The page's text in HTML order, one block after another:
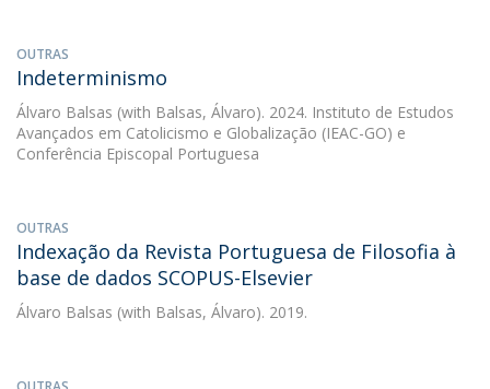
OUTRAS
Indeterminismo
Álvaro Balsas (with Balsas, Álvaro). 2024. Instituto de Estudos
Avançados em Catolicismo e Globalização (IEAC-GO) e
Conferência Episcopal Portuguesa
OUTRAS
Indexação da Revista Portuguesa de Filosofia à
base de dados SCOPUS-Elsevier
Álvaro Balsas (with Balsas, Álvaro). 2019.